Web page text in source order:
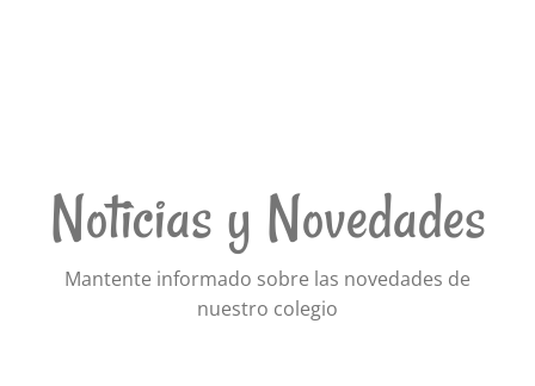
Noticias y Novedades
Mantente informado sobre las novedades de
nuestro colegio